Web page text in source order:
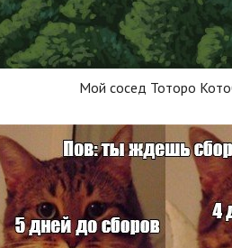
Мой сосед Тоторо